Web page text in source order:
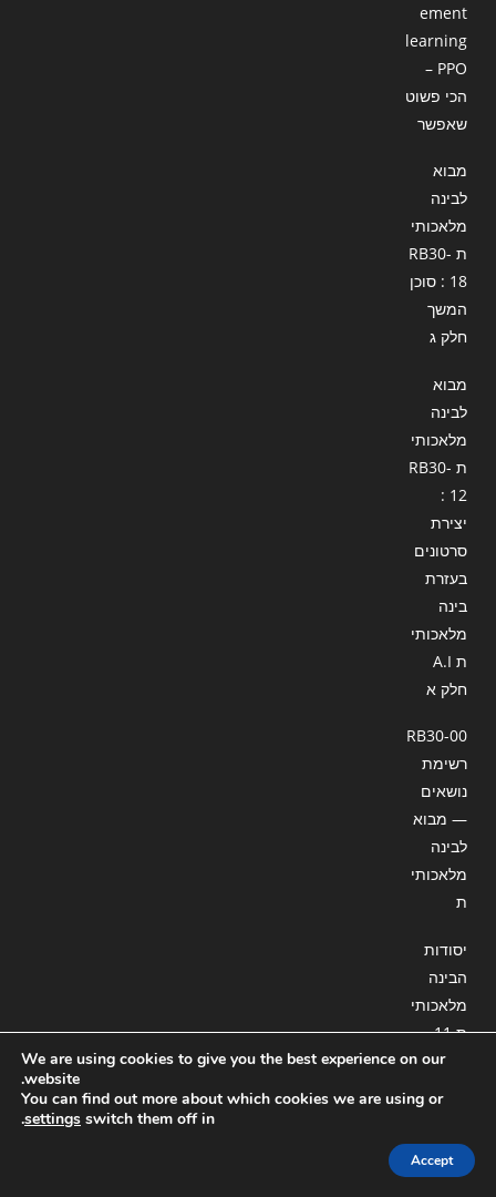
ement
learning
– PPO
הכי פשוט
שאפשר
מבוא
לבינה
מלאכותי
ת RB30-
18 : סוכן
המשך
חלק ג
מבוא
לבינה
מלאכותי
ת RB30-
12 :
יצירת
סרטונים
בעזרת
בינה
מלאכותי
ת A.I
חלק א
RB30-00
רשימת
נושאים
— מבוא
לבינה
מלאכותי
ת
יסודות
הבינה
מלאכותי
ת 11-
RB34:
YOLO
We are using cookies to give you the best experience on our
website.
You can find out more about which cookies we are using or
switch them off in
settings
.
Accept